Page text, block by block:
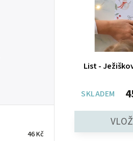
46Kč
List -
SKLADEM